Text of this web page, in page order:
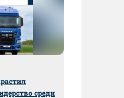
среди